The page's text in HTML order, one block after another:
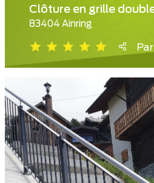
Clôture en grille
83404 Ainring